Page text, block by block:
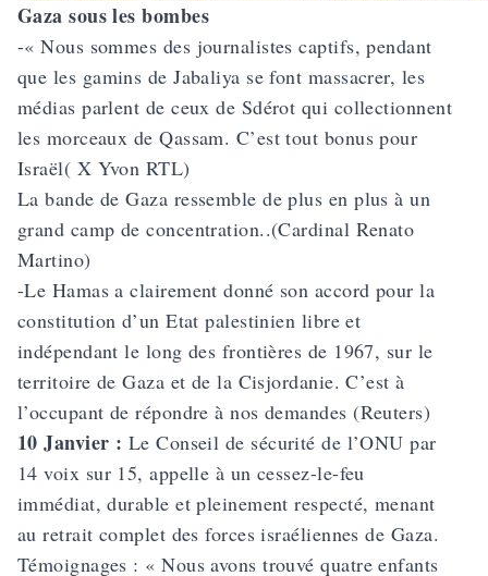
Gaza sous les bombes
-« Nous sommes des journalistes captifs, pendant
que les gamins de Jabaliya se font massacrer, les
médias parlent de ceux de Sdérot qui collectionnent
les morceaux de Qassam. C’est tout bonus pour
Israël( X Yvon RTL)
La bande de Gaza ressemble de plus en plus à un
grand camp de concentration..(Cardinal Renato
Martino)
-Le Hamas a clairement donné son accord pour la
constitution d’un Etat palestinien libre et
indépendant le long des frontières de 1967, sur le
territoire de Gaza et de la Cisjordanie. C’est à
l’occupant de répondre à nos demandes (Reuters)
10 Janvier : Le Conseil de sécurité de l’ONU par
14 voix sur 15, appelle à un cessez-le-feu
immédiat, durable et pleinement respecté, menant
au retrait complet des forces israéliennes de Gaza.
Témoignages : « Nous avons trouvé quatre enfants